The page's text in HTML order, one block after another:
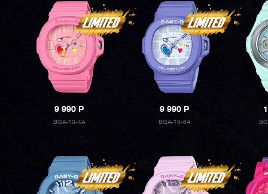
9 990P
BGA-10-4A
9 990P
BGA-10-6A